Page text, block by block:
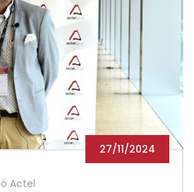
27/11/2024
Actel